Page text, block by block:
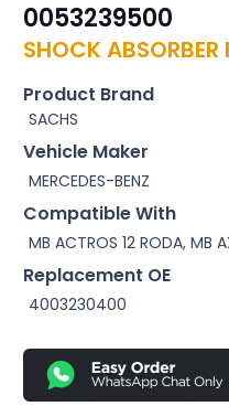
0053239500
SHOCK ABSORBER
Product Brand
SACHS
Vehicle Maker
MERCEDES-BENZ
Compatible With
MB ACTROS 12 RODA, MB
Replacement OE
4003230400